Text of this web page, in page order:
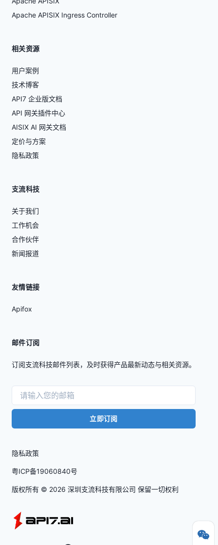
Apache APISIX Ingress Controller
相关资源
用户案例
技术博客
API7 企业版文档
API 网关插件中心
AISIX AI 网关文档
定价与方案
隐私政策
支流科技
关于我们
工作机会
合作伙伴
新闻报道
友情链接
Apifox
邮件订阅
订阅支流科技邮件列表，及时获得产品最新动态与相关资源。
立即订阅
隐私政策
粤ICP备19060840号
版权所有 © 2026 深圳支流科技有限公司 保留一切权利